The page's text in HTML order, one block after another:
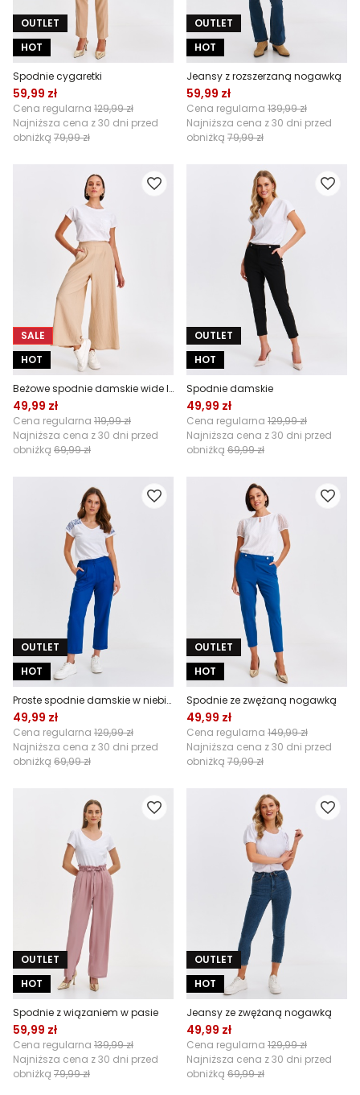
OUTLET
HOT
Spodnie cygaretki
59,99 zł
Cena regularna 129,99 zł
Najniższa cena z 30 dni przed
obniżką 79,99 zł
OUTLET
HOT
Jeansy z rozszerzaną nogawką
59,99 zł
Cena regularna 139,99 zł
Najniższa cena z 30 dni przed
obniżką 79,99 zł
SALE
HOT
Beżowe spodnie damskie wide leg
49,99 zł
Cena regularna 119,99 zł
Najniższa cena z 30 dni przed
obniżką 69,99 zł
OUTLET
HOT
Spodnie damskie
49,99 zł
Cena regularna 129,99 zł
Najniższa cena z 30 dni przed
obniżką 69,99 zł
OUTLET
HOT
Proste spodnie damskie w niebieskim kolorze
49,99 zł
Cena regularna 129,99 zł
Najniższa cena z 30 dni przed
obniżką 69,99 zł
OUTLET
HOT
Spodnie ze zwężaną nogawką
49,99 zł
Cena regularna 149,99 zł
Najniższa cena z 30 dni przed
obniżką 79,99 zł
OUTLET
HOT
Spodnie z wiązaniem w pasie
59,99 zł
Cena regularna 139,99 zł
Najniższa cena z 30 dni przed
obniżką 79,99 zł
OUTLET
HOT
Jeansy ze zwężaną nogawką
49,99 zł
Cena regularna 129,99 zł
Najniższa cena z 30 dni przed
obniżką 69,99 zł